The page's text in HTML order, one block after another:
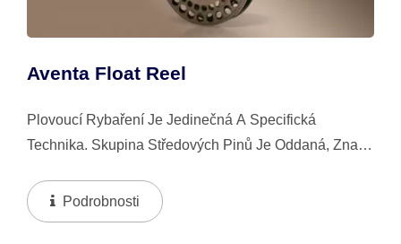
Aventa Float Reel
Plovoucí Rybaření Je Jedinečná A Specifická
Technika. Skupina Středových Pinů Je Oddaná, Znalá
Extrémně Vybíraví, Pokud Jde O Jejich Vybavení....
Podrobnosti